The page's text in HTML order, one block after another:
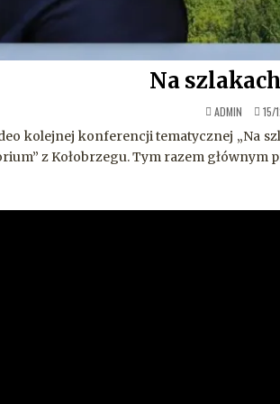
Na
ADMIN 15/
kolejnej konferencji tematycznej „Na
z Kołobrzegu. Tym razem głównym